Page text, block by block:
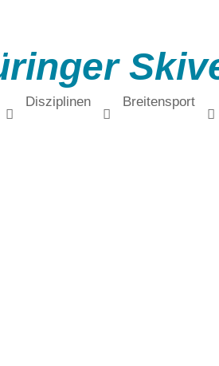
Disziplinen Breitensport